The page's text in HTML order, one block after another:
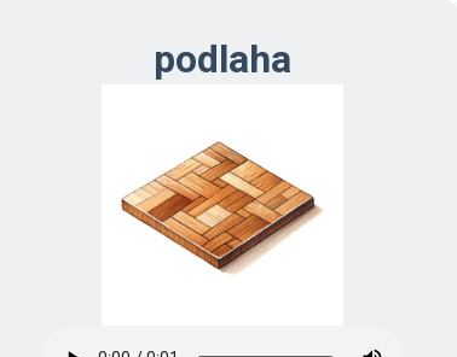
podlaha